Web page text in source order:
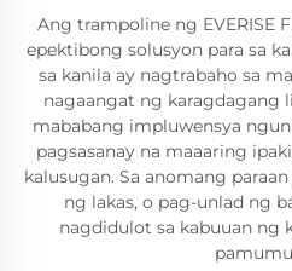
Ang trampoline ng EVERISE
epektibong solusyon para sa
sa kanila ay nagtrabaho sa
nagaangat ng karagdagang
mababang impluwensya
pagsasanay na maaaring
kalusugan. Sa anomang
ng lakas, o pag-unlad ng
nagdidulot sa kabuuan ng